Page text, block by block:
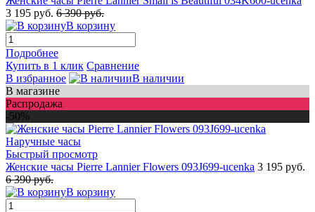
3 195 руб. 6 390 руб.
В корзину
Подробнее
Купить в 1 клик Сравнение
В избранное
В наличии
В магазине
Распродажа
-50%
Быстрый просмотр
Женские часы Pierre Lannier Flowers 093J699-ucenka 3 195 руб.
6 390 руб.
В корзину